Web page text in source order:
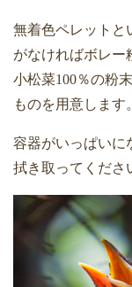
無着色ペレットと
がなければボレー
小松菜100％の粉
ものを用意します。
容器がいっぱいに
拭き取ってくださ